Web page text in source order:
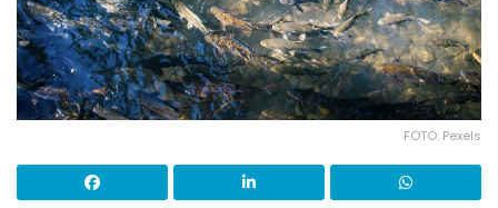
FOTO: Pexels